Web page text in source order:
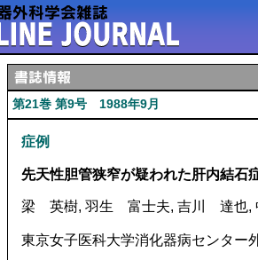
第21巻 第9号 1988年9月
症例
先天性胆管狭窄が疑われた肝内結石
梁 英樹, 羽生 富士夫, 吉川 達也
東京女子医科大学消化器病センター